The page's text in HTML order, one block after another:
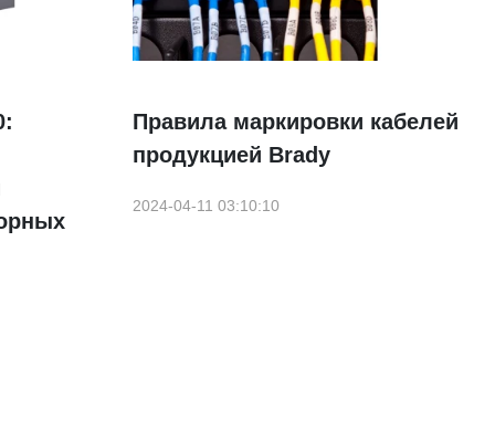
Правила маркировки кабелей
продукцией Brady
2024-04-11 03:10:10